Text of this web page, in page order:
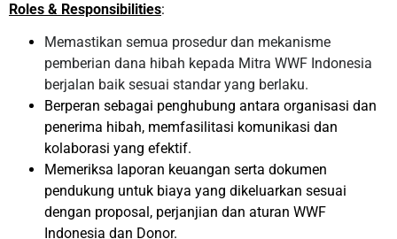
Roles & Responsibilities:
Memastikan semua prosedur dan mekanisme
pemberian dana hibah kepada Mitra WWF Indonesia
berjalan baik sesuai standar yang berlaku.
Berperan sebagai penghubung antara organisasi dan
penerima hibah, memfasilitasi komunikasi dan
kolaborasi yang efektif.
Memeriksa laporan keuangan serta dokumen
pendukung untuk biaya yang dikeluarkan sesuai
dengan proposal, perjanjian dan aturan WWF
Indonesia dan Donor.